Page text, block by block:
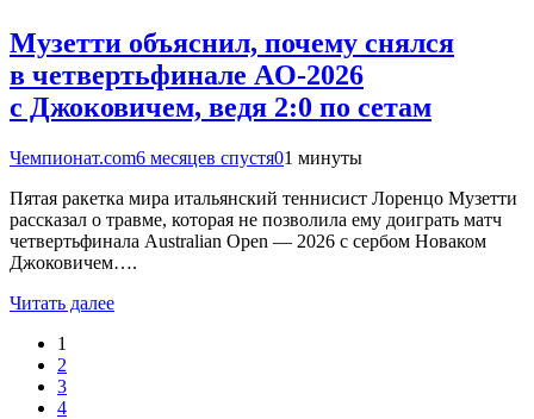
Музетти объяснил, почему снялся
в четвертьфинале AO-2026
с Джоковичем, ведя 2:0 по сетам
Чемпионат.com6 месяцев спустя01 минуты
Пятая ракетка мира итальянский теннисист Лоренцо Музетти
рассказал о травме, которая не позволила ему доиграть матч
четвертьфинала Australian Open — 2026 с сербом Новаком
Джоковичем….
Читать далее
1
2
3
4